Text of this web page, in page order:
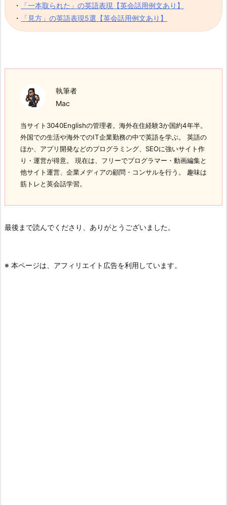
・
「一本取られた」の英語表現【英会話用例文あり】
・
「見方」の英語表現5選【英会話用例文あり】
執筆者
Mac
当サイト3040Englishの管理者。海外在住経験3か国約4年半。
外国での生活や海外でのIT企業勤務の中で英語を学ぶ。 英語の
ほか、アプリ開発などのプログラミング、SEOに強いサイト作
り・運営が得意。 現在は、フリーでプログラマー・動画編集と
他サイト運営、企業メディアの顧問・コンサルを行う。 趣味は
筋トレと英会話学習。
最後まで読んでくださり、ありがとうございました。
※ 本ページは、アフィリエイト広告を利用しています。